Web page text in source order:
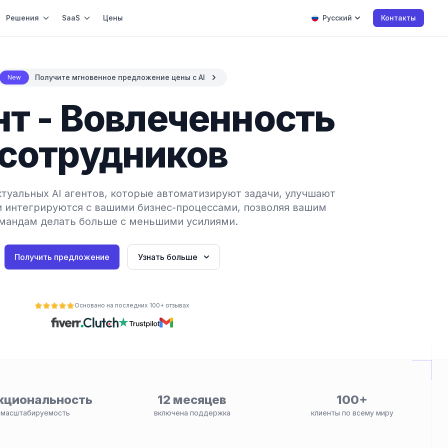
Решения SaaS Цены Русский Контакты
New Получите мгновенное предложение цены с AI
- Вовлеченность
AI агентов, которые автоматизируют задачи, улучшают
интегрируются с вашими бизнес-процессами, позволяя вашим
делать больше с меньшими усилиями.
Получить предложение Узнать больше
Основано на последних 100+ отзывах
12 месяцев
включена поддержка
100+
клиенты по всему миру